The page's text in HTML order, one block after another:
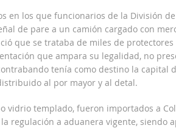
en los que funcionarios de la División
de pare a un camión cargado con
que se trataba de miles de
que ampara su legalidad, no
tenía como destino la capital
al por mayor y al detal.
vidrio templado, fueron importados a
regulación a aduanera vigente, siendo